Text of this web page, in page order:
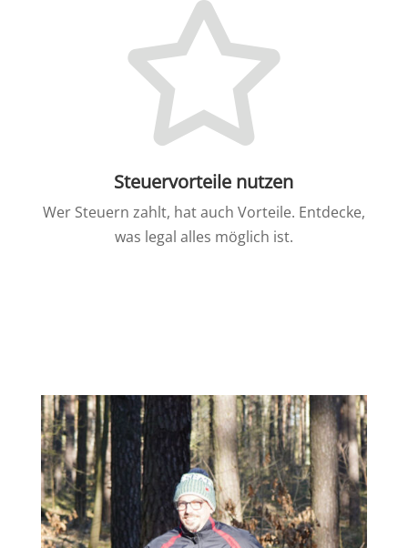
Steuervorteile nutzen
Wer Steuern zahlt, hat auch Vorteile. Entdecke,
was legal alles möglich ist.